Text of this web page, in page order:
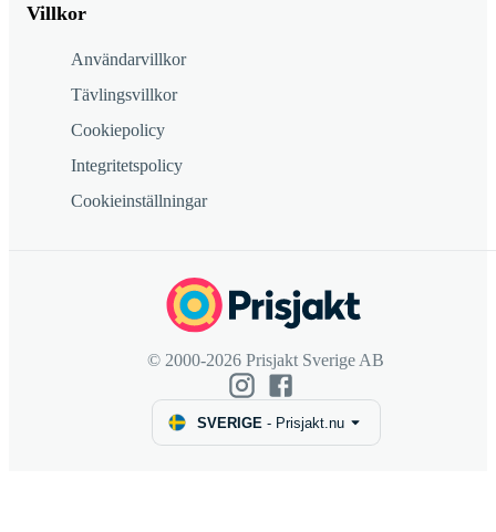
Villkor
Användarvillkor
Tävlingsvillkor
Cookiepolicy
Integritetspolicy
Cookieinställningar
© 2000-2026 Prisjakt Sverige AB
SVERIGE - Prisjakt.nu